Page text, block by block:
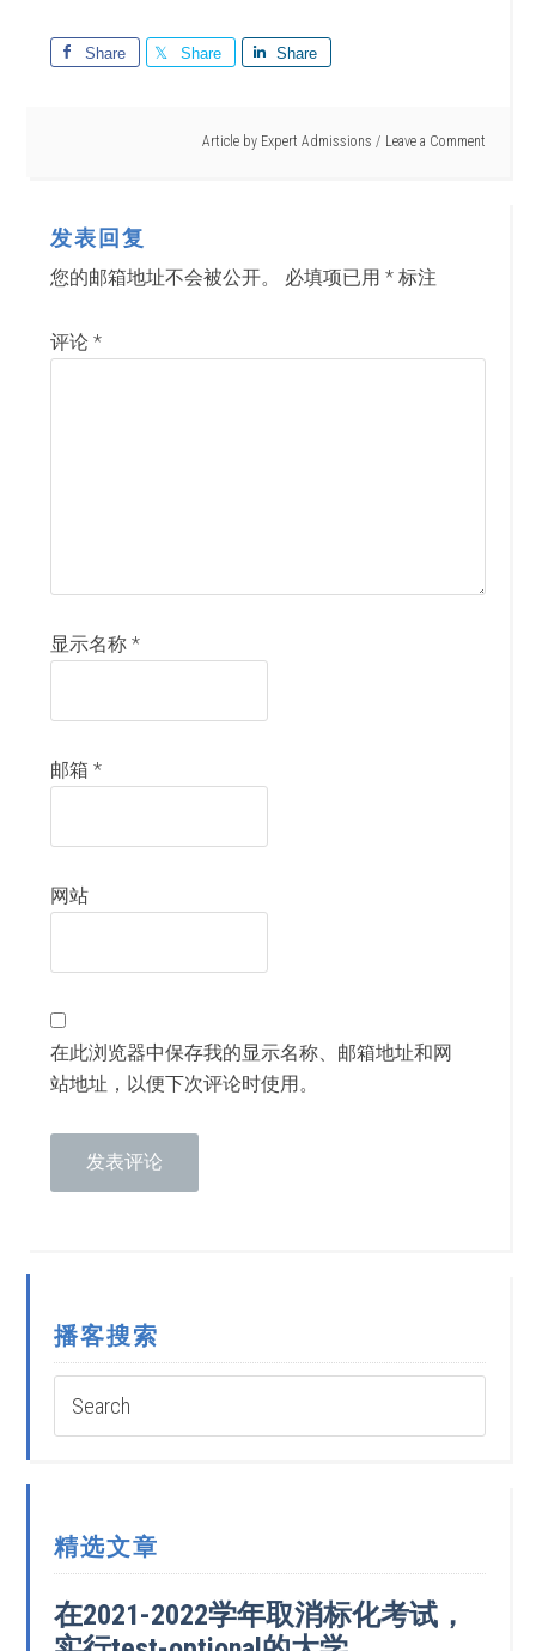
Share Share Share
Article by Expert Admissions Leave a Comment
发表回复
您的邮箱地址不会被公开。 必填项已用* 标注
评论*
显示名称*
邮箱*
网站
在此浏览器中保存我的显示名称、邮箱地址和网
站地址，以便下次评论时使用。
播客搜索
精选文章
在2021-2022学年取消标化考试，